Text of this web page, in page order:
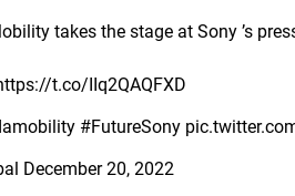
takes the stage at Sony ’s
t.co/IIq2QAQFXD
#FutureSony
December 20, 2022